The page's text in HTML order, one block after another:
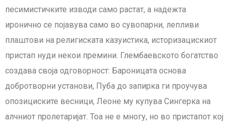
песимистичките изводи само растат, а надежта
иронично се појавува само во сувопарни, лепливи
плаштови на религиската казуистика, историзацискиот
пристап нуди некои премини. Глембаевското богатство
создава своја одговорност: Бароницата основа
добротворни установи, Пуба до запирка ги проучува
опозициските весници, Леоне му купува Сингерка на
алчниот пролетаријат. Тоа не е многу, но во пристапот кој